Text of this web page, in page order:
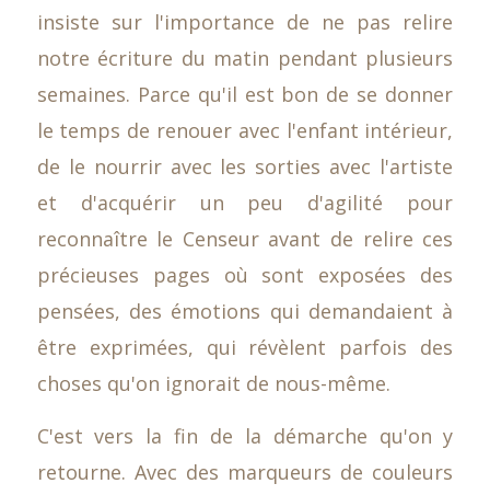
insiste sur l'importance de ne pas relire
notre écriture du matin pendant plusieurs
semaines. Parce qu'il est bon de se donner
le temps de renouer avec l'enfant intérieur,
de le nourrir avec les sorties avec l'artiste
et d'acquérir un peu d'agilité pour
reconnaître le Censeur avant de relire ces
précieuses pages où sont exposées des
pensées, des émotions qui demandaient à
être exprimées, qui révèlent parfois des
choses qu'on ignorait de nous-même.
C'est vers la fin de la démarche qu'on y
retourne. Avec des marqueurs de couleurs